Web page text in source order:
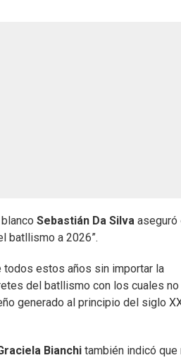
Sebastián Da Silva aseguró
batllismo a 2026”.
todos estos años sin importar la
del batllismo con los cuales no
generado al principio del siglo
Bianchi también indicó que